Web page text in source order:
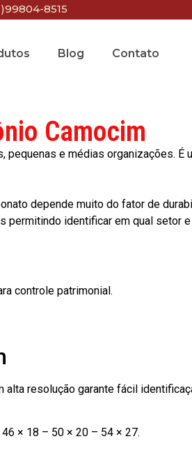
8515
Blog Contato
Camocim
e médias organizações. É
depende muito do fator de
identificar em qual setor
controle patrimonial.
resolução garante fácil
× 18 – 50 × 20 – 54 × 27.